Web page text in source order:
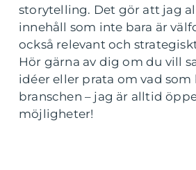
storytelling. Det gör att jag
innehåll som inte bara är
också relevant och
Hör gärna av dig om du vill
idéer eller prata om vad som
branschen – jag är alltid
möjligheter!